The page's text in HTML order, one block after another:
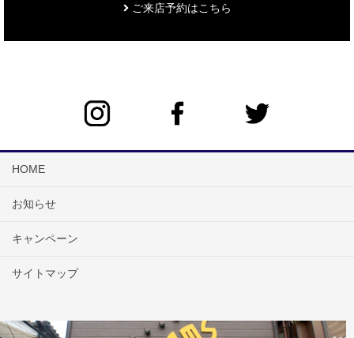
ご来店予約はこちら
HOME
お知らせ
キャンペーン
サイトマップ